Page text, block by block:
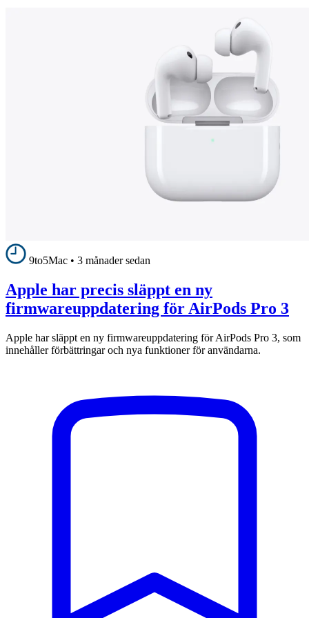
9to5Mac • 3 månader sedan
Apple har precis släppt en ny
firmwareuppdatering för AirPods Pro 3
Apple har släppt en ny firmwareuppdatering för AirPods Pro 3, som
innehåller förbättringar och nya funktioner för användarna.